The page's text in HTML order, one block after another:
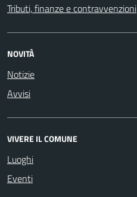
Tributi, finanze e contravvenzioni
NOVITÀ
Notizie
Avvisi
VIVERE IL COMUNE
Luoghi
Eventi